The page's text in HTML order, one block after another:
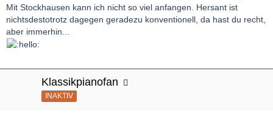
Mit Stockhausen kann ich nicht so viel anfangen. Hersant ist
nichtsdestotrotz dagegen geradezu konventionell, da hast du recht,
aber immerhin...
Klassikpianofan
INAKTIV